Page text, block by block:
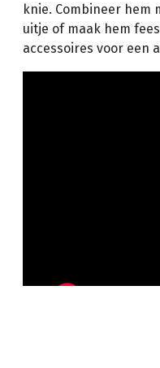
knie. Combineer hem
uitje of maak hem
accessoires voor een